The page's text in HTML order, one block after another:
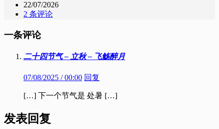
22/07/2026
2 条评论
一条评论
二十四节气 – 立秋 – 飞觞醉月
07/08/2025 / 00:00 回复
[…] 下一个节气是 处暑 […]
发表回复